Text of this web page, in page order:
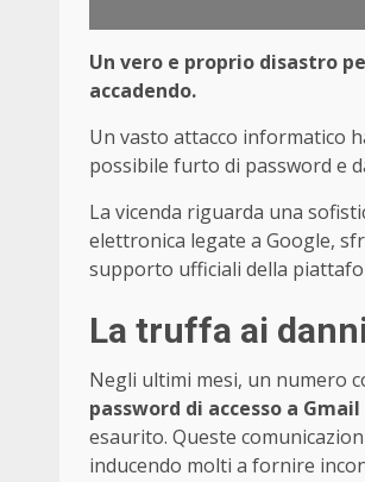
Un vero e proprio disastro
accadendo.
Un vasto attacco informatico
possibile furto di password e
La vicenda riguarda una
elettronica legate a Google,
supporto ufficiali della
La truffa ai
Negli ultimi mesi, un numero
password di accesso a
esaurito. Queste
inducendo molti a fornire